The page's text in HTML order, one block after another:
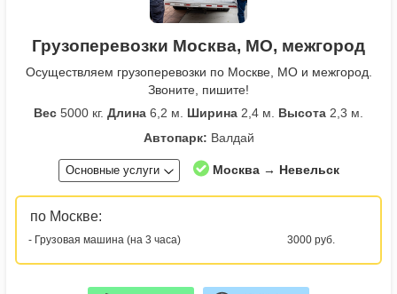
Грузоперевозки Москва, МО, межгород
Осуществляем грузоперевозки по Москве, МО и межгород.
Звоните, пишите!
Вес 5000 кг. Длина 6,2 м. Ширина 2,4 м. Высота 2,3 м.
Автопарк: Валдай
Основные услуги Москва → Невельск
по Москве:
- Грузовая машина (на 3 часа) 3000 руб.